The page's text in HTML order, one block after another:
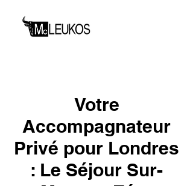
Votre
Accompagnateur
Privé pour Londres
: Le Séjour Sur-